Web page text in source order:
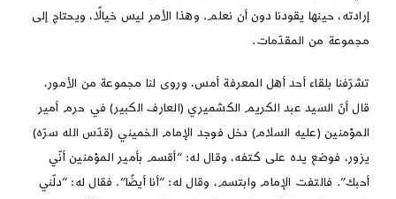
إرادته، حينها يقودنا دون أن نعلم. وهذا الأمر ليس خيالًا، ويحتاج إلى
مجموعة من المقدّمات.
تشرّفنا بلقاء أحد أهل المعرفة أمس، وروى لنا مجموعة من الأمور،
قال أنّ السيد عبد الكريم الكشميري (العارف الكبير) في حرم أمير
المؤمنين (عليه السلام) دخل فوجد الإمام الخميني (قدّس الله سرّه)
يزور، فوضع يده على كتفه، وقال له: “أقسم بأمير المؤمنين أنّي
أحبك”. فالتفت الإمام وابتسم، وقال له: “أنا أيضًا”. فقال له: “دلّني